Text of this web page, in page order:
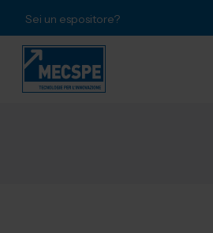
Sei un espositore?